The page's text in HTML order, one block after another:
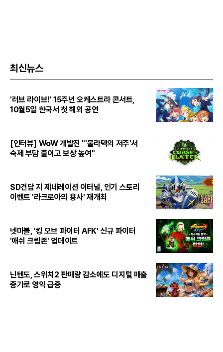
최신뉴스
'러브 라이브!' 15주년 오케스트라 콘서트,
10월5일 한국서 첫 해외 공연
[인터뷰] WoW 개발진 "'울라텍의 저주'서
숙제 부담 줄이고 보상 높여"
SD건담 지 제네레이션 이터널, 인기 스토리
이벤트 '라크로아의 용사' 재개최
넷마블, '킹 오브 파이터 AFK' 신규 파이터
'애쉬 크림존' 업데이트
닌텐도, 스위치2 판매량 감소에도 디지털 매출
증가로 영익 급증